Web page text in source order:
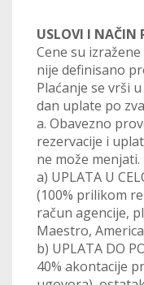
USLOVI I NAČIN
Cene su
nije definisano
Plaćanje se vrši
dan uplate po
a. Obavezno
rezervacije i
ne može menjati.
a) UPLATA U
(100% prilikom
račun agencije,
Maestro,
b) UPLATA DO
40% akontacije